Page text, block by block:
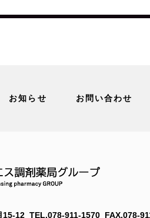
お知らせ お問い合わせ
15-12 TEL.078-911-1570 FAX.078-